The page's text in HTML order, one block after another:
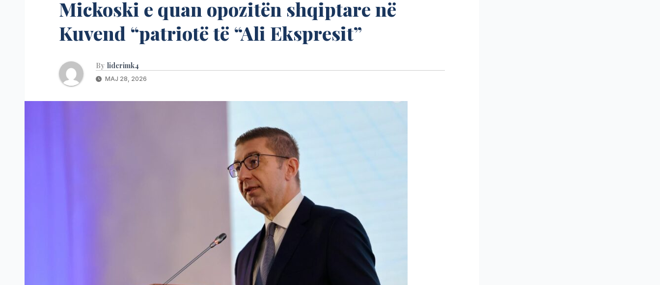
Mickoski e quan opozitën shqiptare në
Kuvend “patriotë të “Ali Ekspresit”
By liderimk4
MAJ 28, 2026